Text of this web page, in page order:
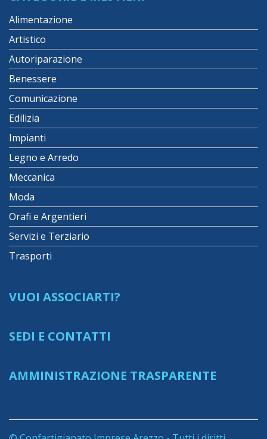
Alimentazione
Artistico
Autoriparazione
Benessere
Comunicazione
Edilizia
Impianti
Legno e Arredo
Meccanica
Moda
Orafi e Argentieri
Servizi e Terziario
Trasporti
VUOI ASSOCIARTI?
SEDI E CONTATTI
AMMINISTRAZIONE TRASPARENTE